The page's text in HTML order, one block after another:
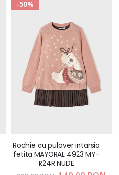
-50%
Rochie cu pulover intarsia
fetita MAYORAL 4923 MY-
R24R NUDE
Pret